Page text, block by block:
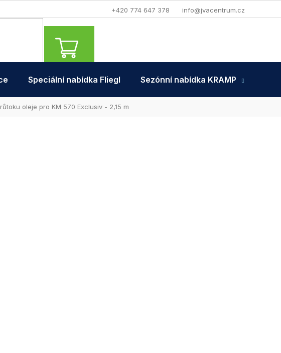
+420 774 647 378 info@jvacentrum.cz
NÁKUPNÍ
KOŠÍK
Speciální nabídka Fliegl Sezónní nabídka KRAMP
oleje pro KM 570 Exclusiv - 2,15 m